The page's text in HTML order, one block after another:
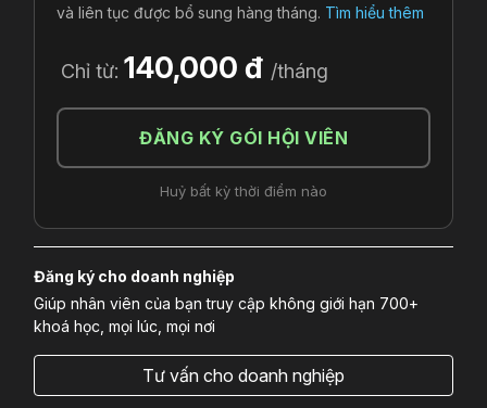
và liên tục được bổ sung hàng tháng. Tìm hiểu thêm
Chỉ từ: 140,000 đ /tháng
ĐĂNG KÝ GÓI HỘI VIÊN
Huỷ bất kỳ thời điểm nào
Đăng ký cho doanh nghiệp
Giúp nhân viên của bạn truy cập không giới hạn 700+
khoá học, mọi lúc, mọi nơi
Tư vấn cho doanh nghiệp